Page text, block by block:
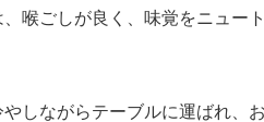
喉ごしが良く、味覚をニュー
しながらテーブルに運ばれ、